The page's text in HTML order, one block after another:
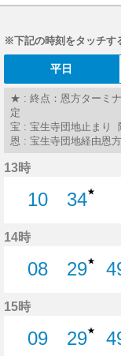
※下記の時刻をタッチす
平日
★ : 終点：恩方ターミ
定 陣
宝 : 宝生寺団地止まり
恩 : 宝生寺団地経由恩
13時
10
34★
14時
08
29★
15時
09
29★